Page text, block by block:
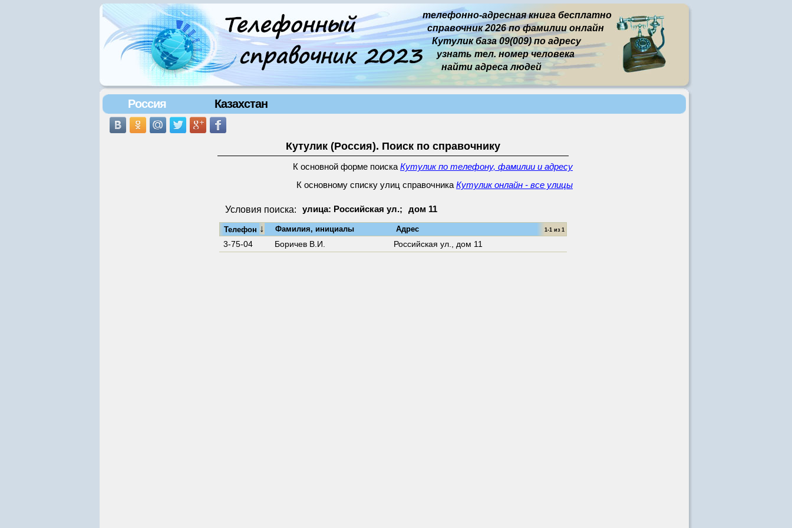
телефонно-адресная книга бесплатно
справочник 2026 по фамилии онлайн
Кутулик база 09(009) по адресу
узнать тел. номер человека
найти адреса людей
Россия Казахстан
Кутулик (Россия). Поиск по справочнику
К основной форме поиска Кутулик по телефону, фамилии и адресу
К основному списку улиц справочника Кутулик онлайн - все улицы
Условия поиска: улица: Российская ул.; дом 11
Телефон ↓ Фамилия, инициалы Адрес 1-1 из 1
3-75-04 Боричев В.И. Российская ул., дом 11